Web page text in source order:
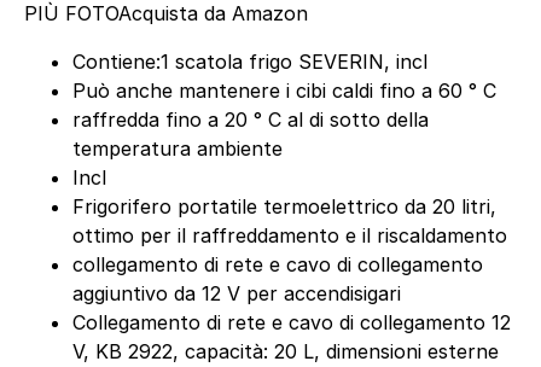
PIÙ FOTOAcquista da Amazon
Contiene:1 scatola frigo SEVERIN, incl
Può anche mantenere i cibi caldi fino a 60 ° C
raffredda fino a 20 ° C al di sotto della
temperatura ambiente
Incl
Frigorifero portatile termoelettrico da 20 litri,
ottimo per il raffreddamento e il riscaldamento
collegamento di rete e cavo di collegamento
aggiuntivo da 12 V per accendisigari
Collegamento di rete e cavo di collegamento 12
V, KB 2922, capacità: 20 L, dimensioni esterne